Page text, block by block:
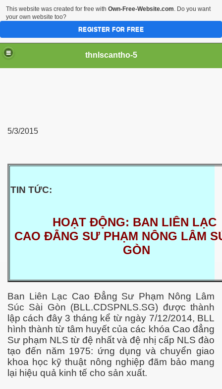
thnlscantho-5
5/3/2015
TIN TỨC:
HOẠT ĐỘNG: BAN LIÊN LẠC
CAO ĐẲNG SƯ PHẠM NÔNG LÂM
GÒN
Ban Liên Lạc Cao Đẳng Sư Phạm Nông Lâm
Súc Sài Gòn (BLL.CDSPNLS.SG) được thành
lập cách đây 3 tháng kể từ ngày 7/12/2014, BLL
hình thành từ tâm huyết của các khóa Cao đẳng
Sư phạm NLS từ đệ nhất và đệ nhị cấp NLS đào
tạo đến năm 1975: ứng dụng và chuyển giao
khoa học kỹ thuật nông nghiệp đãm bảo mang
lại hiệu quả kinh tế cho sản xuất.
Duy Xuân
This website was created for free with Own-Free-Website.com. Do you want
your own website too?
REGISTER FOR FREE